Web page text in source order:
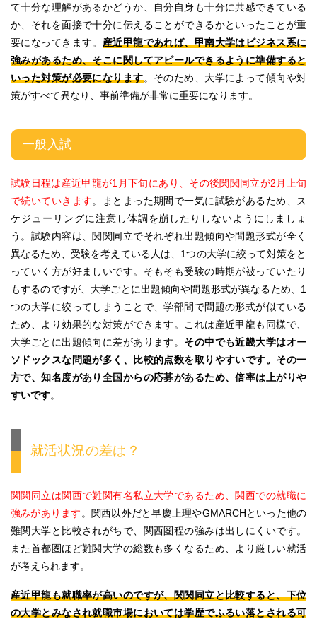
て十分な理解があるかどうか、自分自身も十分に共感できている
か、それを面接で十分に伝えることができるかといったことが重
要になってきます。 産近甲龍であれば、甲南大学はビジネス系に
強みがあるため、そこに関してアピールできるように準備すると
いった対策が必要になります。そのため、大学によって傾向や対
策がすべて異なり、事前準備が非常に重要になります。
一般入試
試験日程は産近甲龍が1月下旬にあり、その後関関同立が2月上旬
で続いていきます。まとまった期間で一気に試験があるため、ス
ケジューリングに注意し体調を崩したりしないようにしましょ
う。試験内容は、関関同立でそれぞれ出題傾向や問題形式が全く
異なるため、受験を考えている人は、1つの大学に絞って対策をと
っていく方が好ましいです。そもそも受験の時期が被っていたり
もするのですが、大学ごとに出題傾向や問題形式が異なるため、1
つの大学に絞ってしまうことで、学部間で問題の形式が似ている
ため、より効果的な対策ができます。これは産近甲龍も同様で、
大学ごとに出題傾向に差があります。 その中でも近畿大学はオー
ソドックスな問題が多く、比較的点数を取りやすいです。その一
方で、知名度があり全国からの応募があるため、倍率は上がりや
すいです。
就活状況の差は？
関関同立は関西で難関有名私立大学であるため、関西での就職に
強みがあります 。関西以外だと早慶上理やGMARCHといった他の
難関大学と比較されがちで、関西圏程の強みは出しにくいです。
また首都圏ほど難関大学の総数も多くなるため、より厳しい就活
が考えられます。
産近甲龍も就職率が高いのですが、関関同立と比較すると、下位
の大学とみなされ就職市場においては学歴でふるい落とされる可